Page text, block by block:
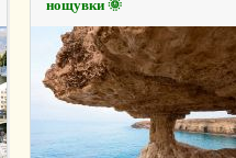
нощувки 🌞